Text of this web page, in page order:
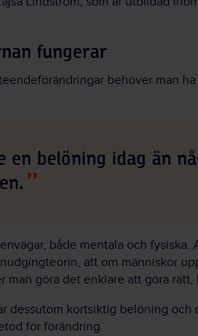
fungerar
behöver man
en belöning idag än
både mentala och fysiska.
att om människor
man göra det enklare att göra rätt,
dessutom kortsiktig belöning och
för förändring.